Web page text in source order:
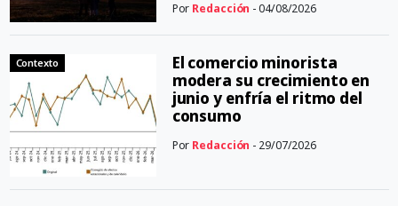
Por Redacción - 04/08/2026
Contexto
El comercio minorista
modera su crecimiento en
junio y enfría el ritmo del
consumo
Por Redacción - 29/07/2026